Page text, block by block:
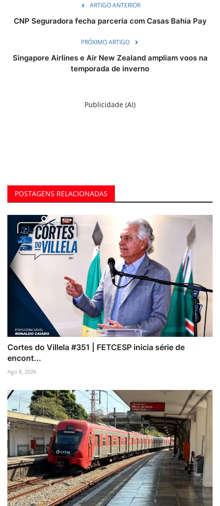
ARTIGO ANTERIOR
CNP Seguradora fecha parceria com Casas Bahia Pay
PRÓXIMO ARTIGO
Singapore Airlines e Air New Zealand ampliam voos na
temporada de inverno
Publicidade (AI)
POSTAGENS RELACIONADAS
Cortes do Villela #351 | FETCESP inicia série de
encont...
Ago 8, 2026